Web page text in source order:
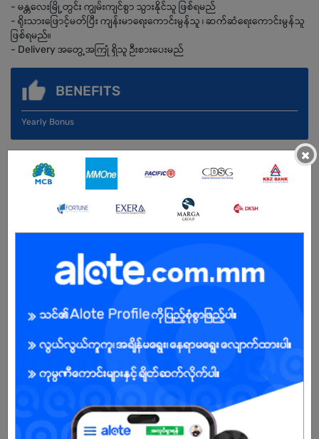
- မန္တလေးမြို့တွင်း ကျွမ်းကျင်စွာ သွားနိုင်သူ ဖြစ်ရမည်
- ရိုးသားဖြောင့်မတ်ပြီး ကျန်းမာရေးကောင်းမွန်သူ ၊ ဆက်ဆံရေးကောင်းမွန်သူ
ဖြစ်ရမည်။
- Delivery အတွေ့အကြုံ ရှိသူ ဉီးစားပေးမည်
BENEFITS
Yearly Bonus
Open To : Male
Our business is mainly lighting and electrical goods. We are also in
the solar business.
×